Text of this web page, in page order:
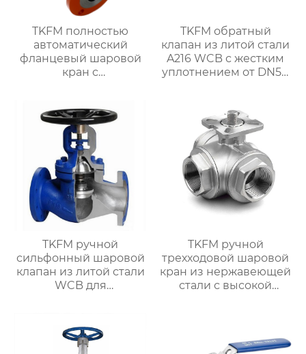
TKFM полностью
автоматический
фланцевый шаровой
кран с
системы
TKFM обратный
клапан из литой стали
A216 WCB с жестким
уплотнением от DN50
TKFM ручной
сильфонный шаровой
клапан из литой стали
WCB для
TKFM ручной
трехходовой шаровой
кран из нержавеющей
стали с высокой
систем